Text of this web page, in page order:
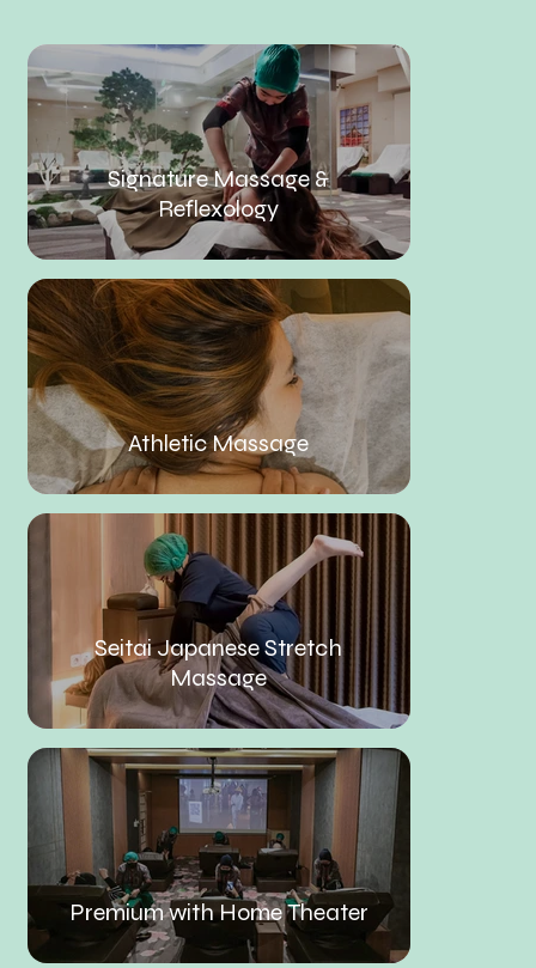
Signature Massage &
Reflexology
Athletic Massage
Seitai Japanese Stretch
Massage
Premium with Home Theater